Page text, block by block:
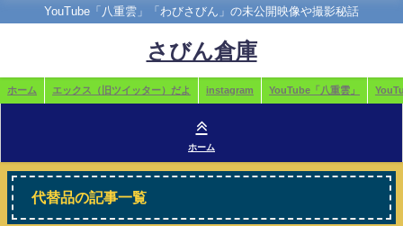
YouTube「八重雲」「わびさびん」の未公開映像や撮影秘話
さびん倉庫
ホーム エックス（旧ツイッター）だよ instagram YouTube「八重雲」
ホーム
代替品の記事一覧